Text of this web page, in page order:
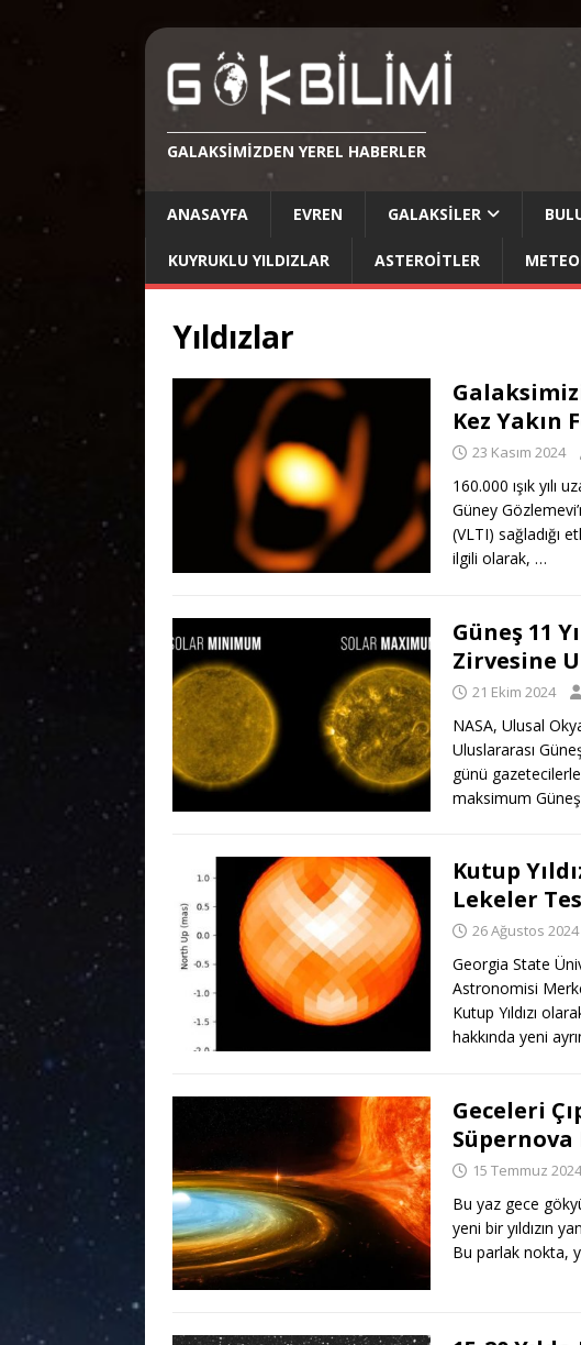
GALAKSIMIZDEN YEREL HABERLER
ANASAYFA EVREN GALAKSILER
KUYRUKLU YILDIZLAR ASTEROITLER
Yıldızlar
Kez Yakın
23 Kasım 2024
160.000 ışık yılı
Güney
(VLTI) sağladığı
ilgili olarak, …
Güneş 11
Zirvesine
21 Ekim 2024
NASA, Ulusal
Uluslararası
günü
maksimum
Kutup
Lekeler
26 Ağustos 2024
Georgia State
Astronomisi
Kutup Yıldızı
hakkında yeni
Geceleri
15 Temmuz 2024
Bu yaz gece
yeni bir yıldızın
Bu parlak nokta,